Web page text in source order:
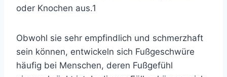
oder Knochen aus.1
Obwohl sie sehr empfindlich und schmerzhaft
sein können, entwickeln sich Fußgeschwüre
häufig bei Menschen, deren Fußgefühl